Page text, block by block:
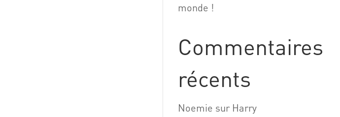
monde !
Commentaires
récents
Noemie sur Harry